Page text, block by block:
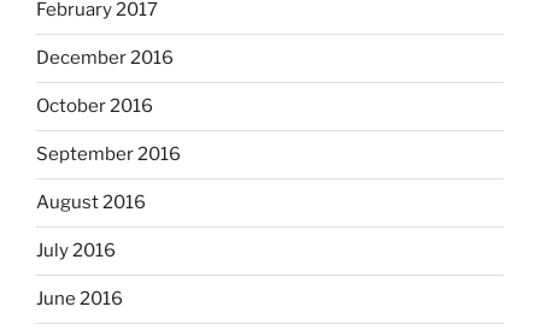
February 2017
December 2016
October 2016
September 2016
August 2016
July 2016
June 2016